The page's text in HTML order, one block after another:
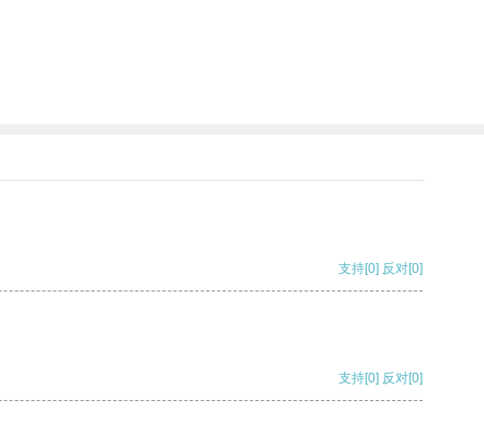
支持[0] 反对[0]
支持[0] 反对[0]